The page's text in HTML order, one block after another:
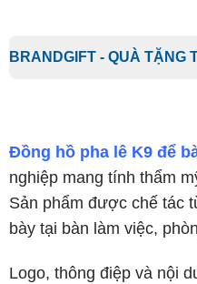
BRANDGIFT - QUÀ TẶNG
Đồng hồ pha lê K9 để
nghiệp mang tính thẩm
Sản phẩm được chế tác
bày tại bàn làm việc,
Logo, thông điệp và nội